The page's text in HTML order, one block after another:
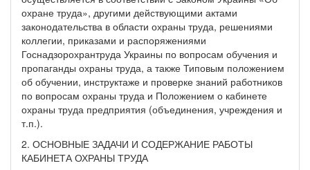
охране труда», другими действующими актами
законодательства в области охраны труда, решениями
коллегии, приказами и распоряжениями
Госнадзорохрантруда Украины по вопросам обучения и
пропаганды охраны труда, а также Типовым положением
об обучении, инструктаже и проверке знаний работников
по вопросам охраны труда и Положением о кабинете
охраны труда предприятия (объединения, учреждения и
т.п.).
2. ОСНОВНЫЕ ЗАДАЧИ И СОДЕРЖАНИЕ РАБОТЫ
КАБИНЕТА ОХРАНЫ ТРУДА